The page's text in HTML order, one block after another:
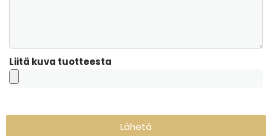
Liitä kuva tuotteesta
Lähetä